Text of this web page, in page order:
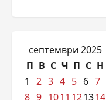
септември 2025
П В С Ч П С Н
1
2 3 4 5 6 7
8 9 1011 121314